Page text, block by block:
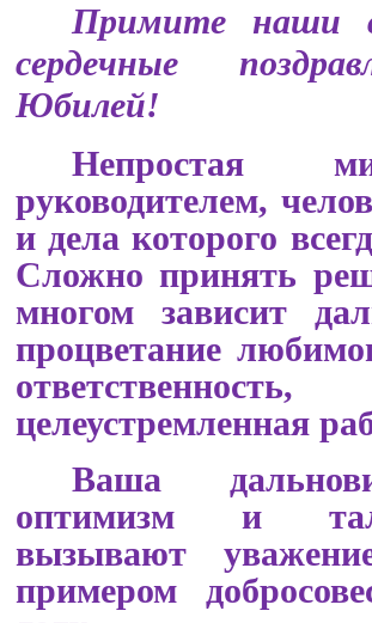
Примитенаши
сердечные
Юбилей!
Непростая
руководителем,
и дела которого
Сложно принять
многом зависит
процветание
целеустремленная
Ваша
оптимизм и
вызывают
примером